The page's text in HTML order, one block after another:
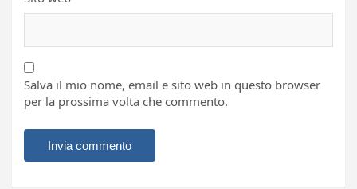
Salva il mio nome, email e sito web in questo browser
per la prossima volta che commento.